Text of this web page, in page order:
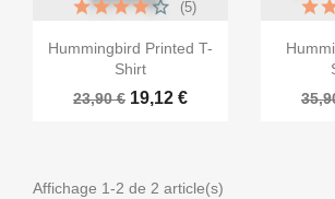
Aperçu rapide
Hummingbird Printed T-
Shirt
23,90 € 19,12 €
(5)

Affichage 1-2 de 2 article(s)